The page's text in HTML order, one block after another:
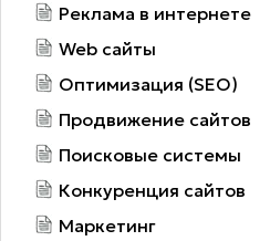
Реклама в интернете
Web сайты
Оптимизация (SEO)
Продвижение сайтов
Поисковые системы
Конкуренция сайтов
Маркетинг